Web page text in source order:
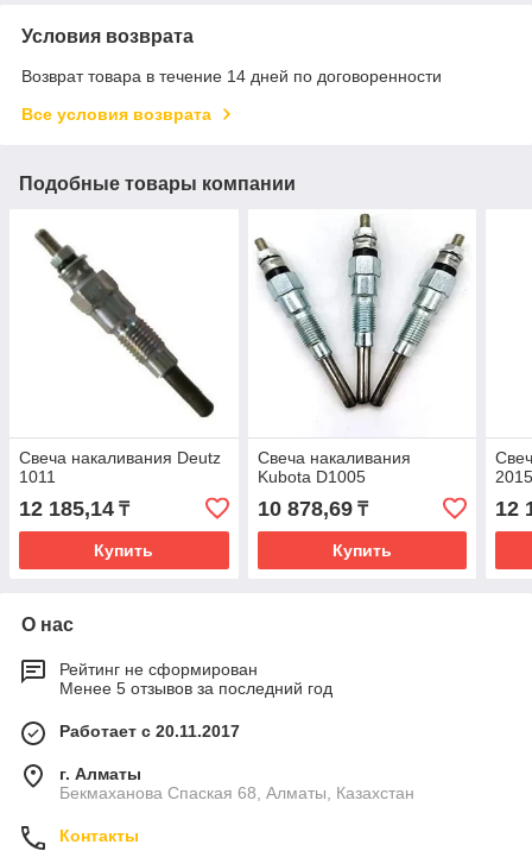
Условия возврата
Возврат товара в течение 14 дней по договоренности
Все условия возврата
Подобные товары компании
Свеча накаливания Deutz
1011
12 185,14 ₸
Купить
Свеча накаливания
Kubota D1005
10 878,69₸
Купить
12
О нас
Рейтинг не сформирован
Менее 5 отзывов за последний год
Работает с 20.11.2017
г. Алматы
Бекмаханова Спаская 68, Алматы, Казахстан
Контакты